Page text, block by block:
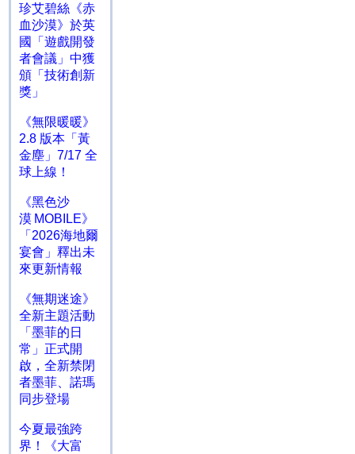
珍艾碧絲《赤
血沙漠》於英
國「遊戲開發
者會議」中獲
頒「技術創新
獎」
《無限暖暖》
2.8 版本「黃
金塵」7/17 全
球上線！
《黑色沙
漠 MOBILE》
「2026海地爾
宴會」釋出未
來更新情報
《無期迷途》
全新主題活動
「墨菲的日
常」正式開
啟，全新禁閉
者墨菲、諾瑪
同步登場
今夏最強跨
界！《大富